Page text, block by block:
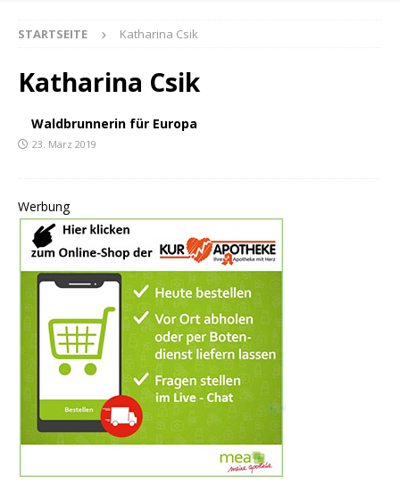
STARTSEITE Katharina Csik
Katharina Csik
Waldbrunnerin für Europa
23. März 2019
Werbung